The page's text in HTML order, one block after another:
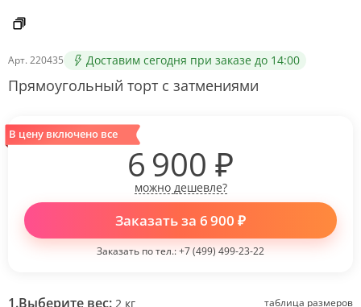
Арт. 220435 Доставим сегодня при заказе до 14:00
Прямоугольный торт с затмениями
1.Выберите вес: 2 кг таблица размеров
В цену включено все
6 900 ₽
можно дешевле?
Заказать за 6 900 ₽
Заказать по тел.:+7 (499) 499-23-22